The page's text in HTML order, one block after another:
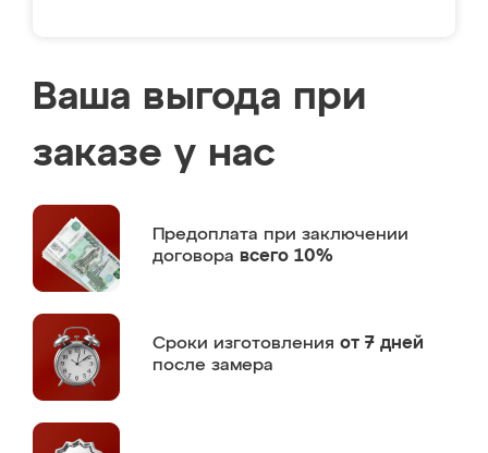
Ваша выгода при
заказе у нас
Предоплата при заключении
договора всего 10%
Сроки изготовления от 7 дней
после замера